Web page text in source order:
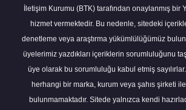
İletişim Kurumu (BTK) tarafından onaylanmış bir
hizmet vermektedir. Bu nedenle, sitedeki
denetleme veya araştırma yükümlülüğümüz
üyelerimiz yazdıkları içeriklerin sorumluluğunu
üye olarak bu sorumluluğu kabul etmiş
herhangi bir marka, kurum veya şahıs şirketi
bulunmamaktadır. Sitede yalnızca kendi